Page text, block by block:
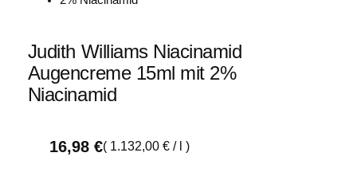
Judith Williams Niacinamid
Augencreme 15ml mit 2%
Niacinamid
16,98 €( 1.132,00 €/ )